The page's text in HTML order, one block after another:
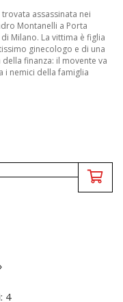
assassinata nei
Montanelli a Porta
Milano. La vittima è figlia
ginecologo e di una
finanza: il movente va
i nemici della famiglia
4